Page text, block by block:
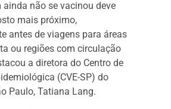
ainda não se vacinou deve
mais próximo,
antes de viagens para áreas
ou regiões com circulação
a diretora do Centro de
(CVE-SP) do
Paulo, Tatiana Lang.